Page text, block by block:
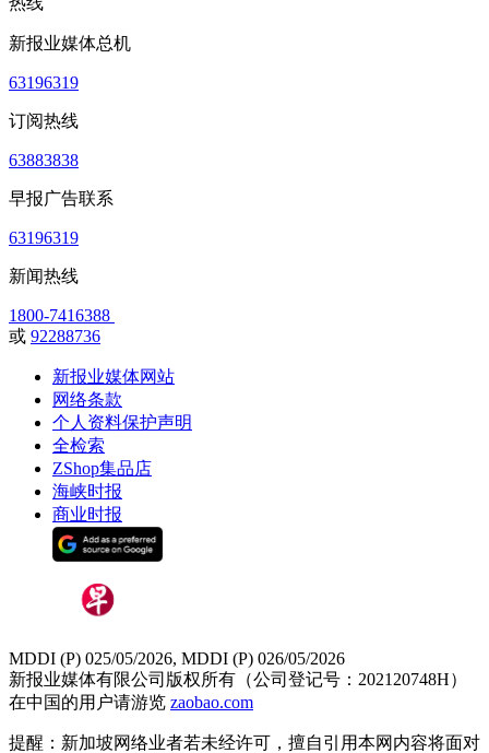
新报业媒体总机
63196319
订阅热线
63883838
早报广告联系
63196319
新闻热线
1800-7416388
或 92288736
新报业媒体网站
网络条款
个人资料保护声明
全检索
ZShop集品店
海峡时报
商业时报
MDDI (P) 025/05/2026, MDDI (P) 026/05/2026
新报业媒体有限公司版权所有（公司登记号：202120748H）
在中国的用户请游览 zaobao.com
提醒：新加坡网络业者若未经许可，擅自引用本网内容将面对